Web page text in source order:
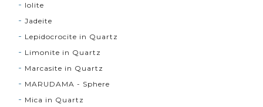
Iolite
Jadeite
Lepidocrocite in Quartz
Limonite in Quartz
Marcasite in Quartz
MARUDAMA - Sphere
Mica in Quartz